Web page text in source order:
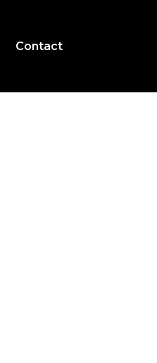
Contact